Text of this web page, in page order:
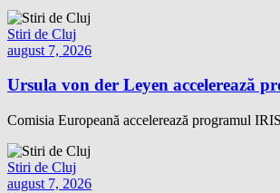
Stiri de Cluj
august 7, 2026
Ursula von der Leyen accelerează
Comisia Europeană accelerează programul
Stiri de Cluj
august 7, 2026